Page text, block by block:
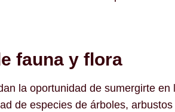
fauna y flora
la oportunidad de sumergirte
de especies de árboles,